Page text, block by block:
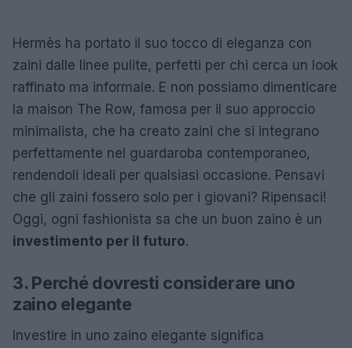
Hermès ha portato il suo tocco di eleganza con
zaini dalle linee pulite, perfetti per chi cerca un look
raffinato ma informale. E non possiamo dimenticare
la maison The Row, famosa per il suo approccio
minimalista, che ha creato zaini che si integrano
perfettamente nel guardaroba contemporaneo,
rendendoli ideali per qualsiasi occasione. Pensavi
che gli zaini fossero solo per i giovani? Ripensaci!
Oggi, ogni fashionista sa che un buon zaino è un
investimento per il futuro.
3. Perché dovresti considerare uno
zaino elegante
Investire in uno zaino elegante significa